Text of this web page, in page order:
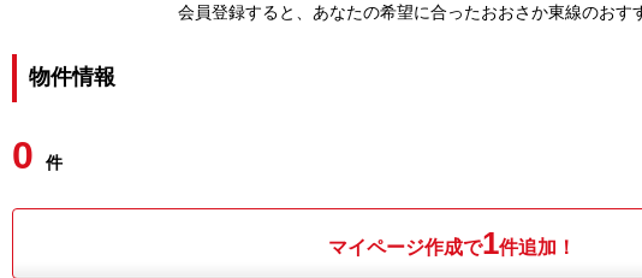
会員登録すると、あなたの希望に合ったおおさか東線のおす
物件情報
0 件
マイページ作成で1件追加！